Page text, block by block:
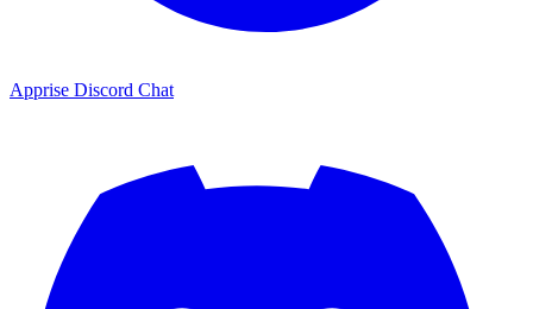
Apprise Discord Chat